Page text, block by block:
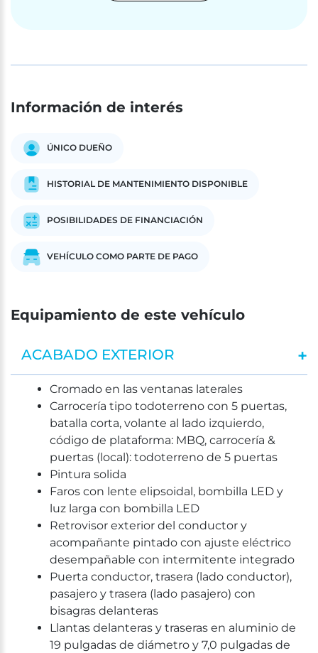
Información de interés
ÚNICO DUEÑO
HISTORIAL DE MANTENIMIENTO DISPONIBLE
POSIBILIDADES DE FINANCIACIÓN
VEHÍCULO COMO PARTE DE PAGO
Equipamiento de este vehículo
ACABADO EXTERIOR
Cromado en las ventanas laterales
Carrocería tipo todoterreno con 5 puertas,
batalla corta, volante al lado izquierdo,
código de plataforma: MBQ, carrocería &
puertas (local): todoterreno de 5 puertas
Pintura solida
Faros con lente elipsoidal, bombilla LED y
luz larga con bombilla LED
Retrovisor exterior del conductor y
acompañante pintado con ajuste eléctrico
desempañable con intermitente integrado
Puerta conductor, trasera (lado conductor),
pasajero y trasera (lado pasajero) con
bisagras delanteras
Llantas delanteras y traseras en aluminio de
19 pulgadas de diámetro y 7,0 pulgadas de